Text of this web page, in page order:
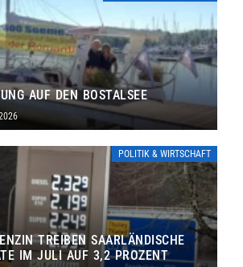
AUF DEN BOSTALSEE
POLITIK & WIRTSCHAFT
TREIBEN SAARLÄNDISCHE
IM JULI AUF 3,2 PROZENT